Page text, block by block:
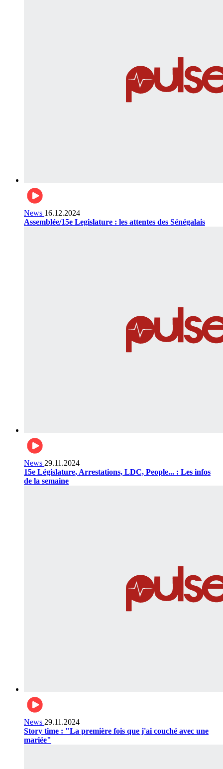
News 16.12.2024
Assemblée/15e Legislature : les attentes des Sénégalais
News 29.11.2024
15e Législature, Arrestations, LDC, People... : Les infos
de la semaine
News 29.11.2024
Story time : "La première fois que j'ai couché avec une
mariée"